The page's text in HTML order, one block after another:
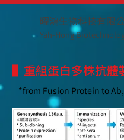
曜鴻生物科技有限
Yah-Hong
▌重組蛋白多株抗體
*from Fusion Protein to